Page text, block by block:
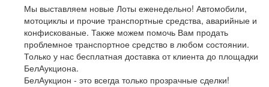
Мы выставляем новые Лоты еженедельно! Автомобили,
мотоциклы и прочие транспортные средства, аварийные и
конфискованые. Также можем помочь Вам продать
проблемное транспортное средство в любом состоянии.
Только у нас бесплатная доставка от клиента до площадки
БелАукциона.
БелАукцион - это всегда только прозрачные сделки!